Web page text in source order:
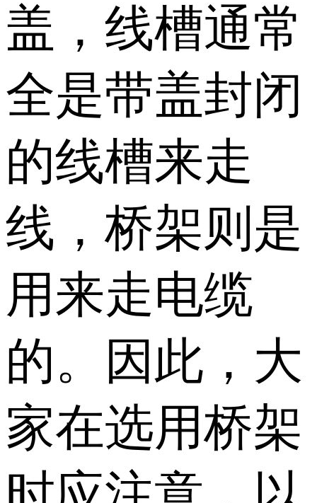
盖，线槽通常
全是带盖封闭
的线槽来走
线，桥架则是
用来走电缆
的。因此，大
家在选用桥架